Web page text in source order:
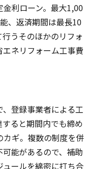
利ローン。最大1,00
、返済期間は最長10
うそのほかのリフォ
ネリフォーム工事費
登録事業者による工
ると期間内でも締め
ギ。複数の制度を併
能があるので、補助
ールを綿密に打ち合